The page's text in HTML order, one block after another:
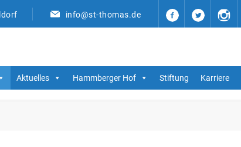
info@st-thomas.de
Aktuelles Hammberger Hof Stiftung Karriere